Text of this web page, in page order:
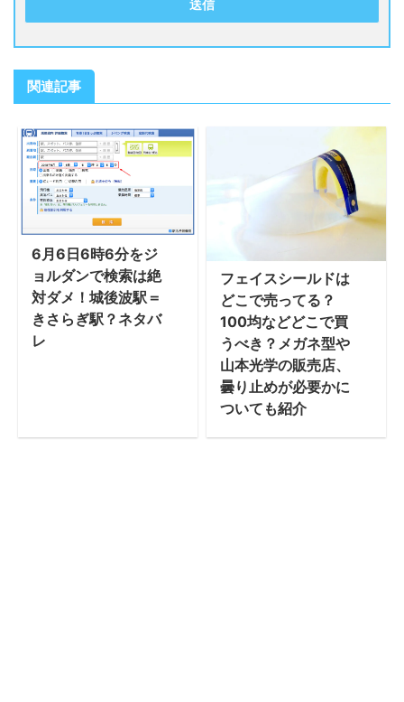
関連記事
6月6日6時6分をジ
ョルダンで検索は絶
対ダメ！城後波駅＝
きさらぎ駅？ネタバ
レ
フェイスシールドは
どこで売ってる？
100均などどこで買
うべき？メガネ型や
山本光学の販売店、
曇り止めが必要かに
ついても紹介